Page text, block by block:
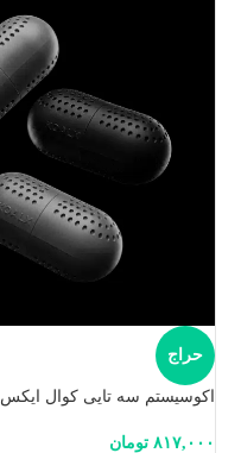
حراج
اکوسیستم سه تایی کوال ایکس
۸۱۷,۰۰۰ تومان